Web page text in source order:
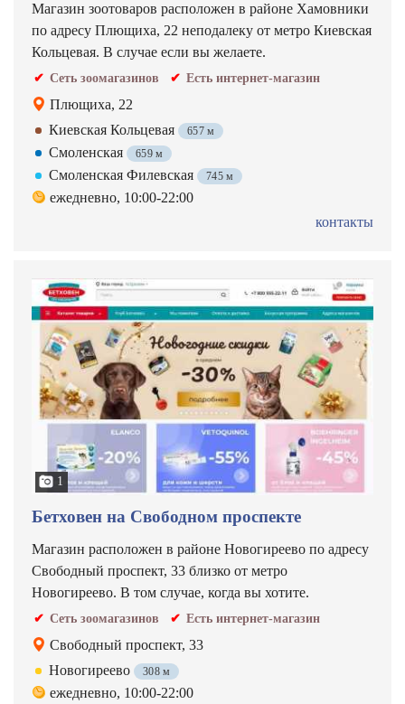
Магазин зоотоваров расположен в районе Хамовники
по адресу Плющиха, 22 неподалеку от метро Киевская
Кольцевая. В случае если вы желаете.
Сеть зоомагазинов Есть интернет-магазин
Плющиха, 22
Киевская Кольцевая
657 м
Смоленская 659 м
Смоленская Филевская 745 м
ежедневно, 10:00-22:00
контакты
1
Бетховен на Свободном проспекте
Магазин расположен в районе Новогиреево по адресу
Свободный проспект, 33 близко от метро
Новогиреево. В том случае, когда вы хотите.
Сеть зоомагазинов Есть интернет-магазин
Свободный проспект, 33
Новогиреево
308 м
ежедневно, 10:00-22:00